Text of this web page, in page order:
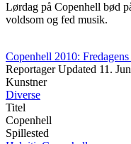
Lørdag på Copenhell bød
voldsom og fed musik.
Copenhell 2010:
Reportager Updated 11.
Kunstner
Diverse
Titel
Copenhell
Spillested